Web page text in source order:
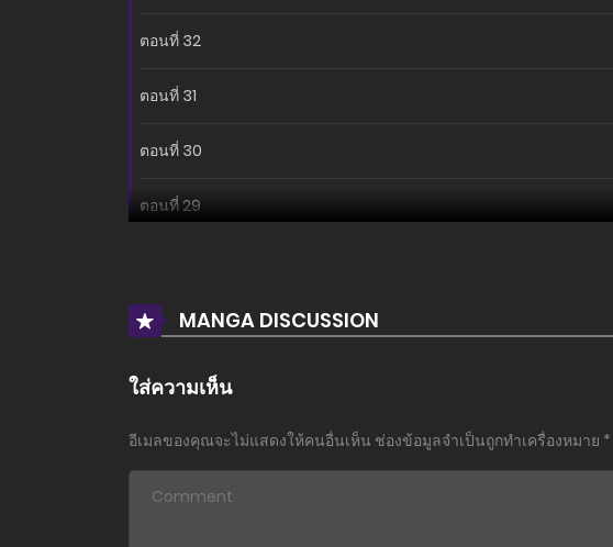
ตอนที่ 32
ตอนที่ 31
ตอนที่ 30
ตอนที่ 29
ตอนที่ 27MANGA DISCUSSION
ใส่ความเห็น
อีเมลของคุณจะไม่แสดงให้คนอื่นเห็น ช่องข้อมูลจำเป็นถูกทำเครื่องหมาย *